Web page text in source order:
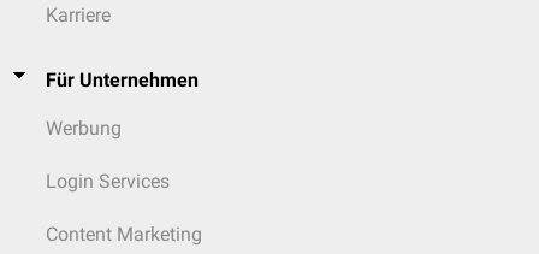
Karriere
Für Unternehmen
Werbung
Login Services
Content Marketing